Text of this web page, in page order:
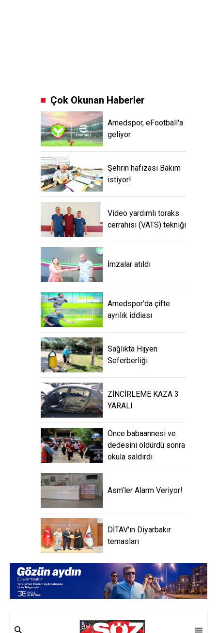
Çok Okunan Haberler
Amedspor, eFootball'a
geliyor
Şehrin hafızası Bakım
istiyor!
Video yardımlı toraks
cerrahisi (VATS) tekniği
İmzalar atıldı
Amedspor’da çifte
ayrılık iddiası
Sağlıkta Hijyen
Seferberliği
ZİNCİRLEME KAZA 3
YARALI
Önce babaannesi ve
dedesini öldürdü sonra
okula saldırdı
Asm’ler Alarm Veriyor!
DİTAV'ın Diyarbakır
temasları